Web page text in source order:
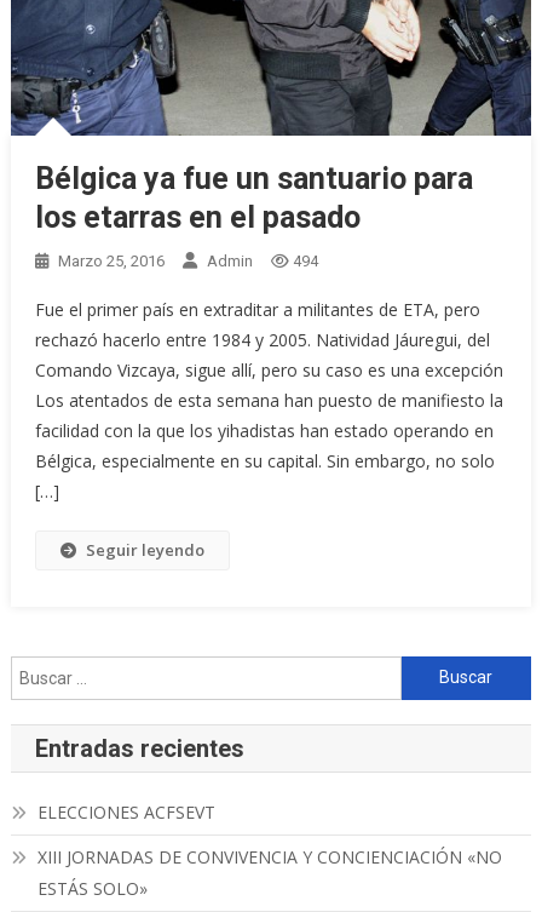
Bélgica ya fue un santuario para
los etarras en el pasado
Marzo 25, 2016 Admin 494
Fue el primer país en extraditar a militantes de ETA, pero
rechazó hacerlo entre 1984 y 2005. Natividad Jáuregui, del
Comando Vizcaya, sigue allí, pero su caso es una excepción
Los atentados de esta semana han puesto de manifiesto la
facilidad con la que los yihadistas han estado operando en
Bélgica, especialmente en su capital. Sin embargo, no solo
[…]
Seguir leyendo
Buscar:
Entradas recientes
ELECCIONES ACFSEVT
XIII JORNADAS DE CONVIVENCIA Y CONCIENCIACIÓN «NO
ESTÁS SOLO»